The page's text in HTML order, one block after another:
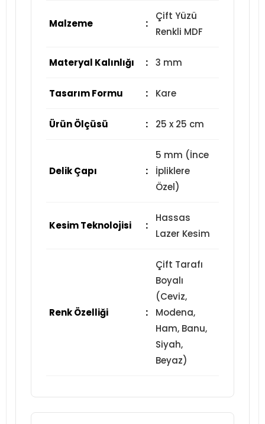
Malzeme :
Çift Yüzü
Renkli MDF
Materyal Kalınlığı : 3 mm
Tasarım Formu : Kare
Ürün Ölçüsü : 25 x 25 cm
Delik Çapı :
5 mm (İnce
İpliklere
Özel)
Kesim Teknolojisi :
Hassas
Lazer Kesim
Renk Özelliği :
Çift Tarafı
Boyalı
(Ceviz,
Modena,
Ham, Banu,
Siyah,
Beyaz)